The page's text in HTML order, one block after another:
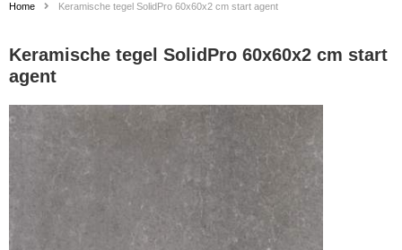
Home Keramische tegel SolidPro 60x60x2 cm start agent
Keramische tegel SolidPro 60x60x2 cm start
agent